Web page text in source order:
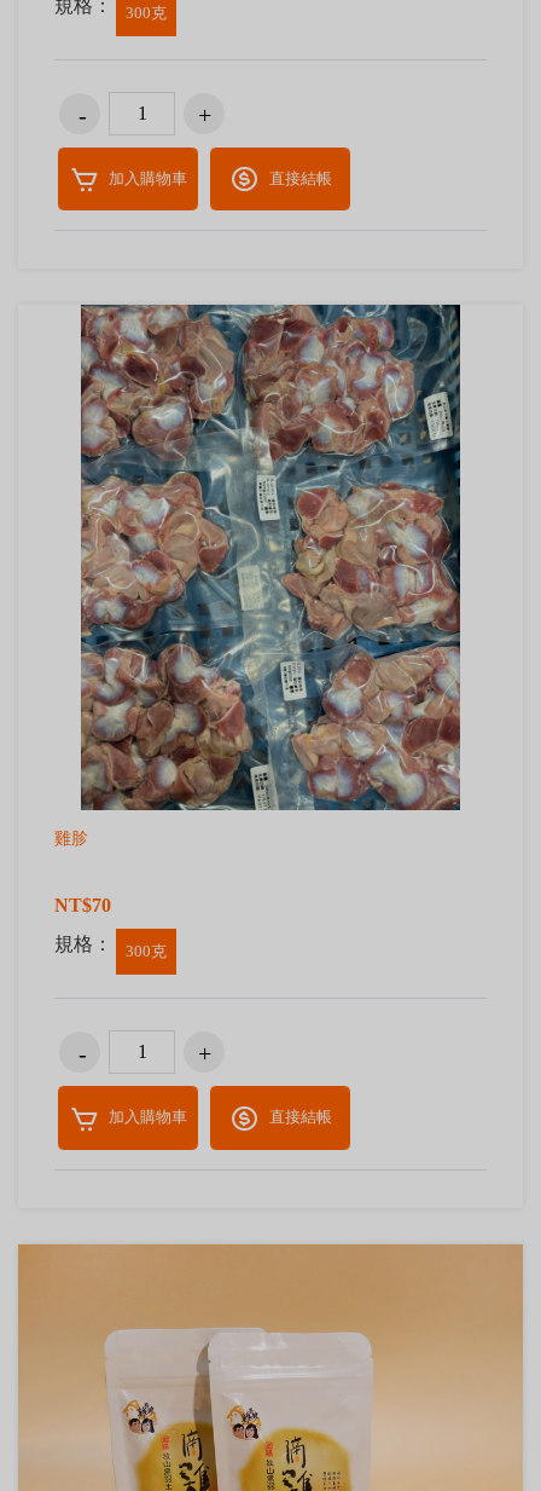
規格： 300克
加入購物車 直接結帳
雞胗
NT$70
規格：
300克
加入購物車 直接結帳